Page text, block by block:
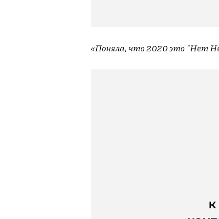
«Поняла, что 2020 это "Нет